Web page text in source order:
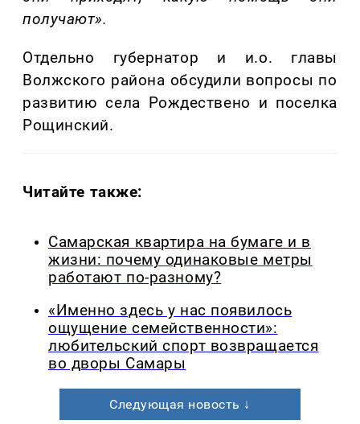
получают».
Отдельно губернатор и и.о. главы
Волжского района обсудили вопросы по
развитиюсела Рождествено и поселка
Рощинский.
Читайте также:
Самарская квартира на бумаге и в
жизни: почему одинаковые метры
работают по-разному?
«Именно здесь у нас появилось
ощущение семейственности»:
любительский спорт возвращается
во дворы Самары
Следующая новость ↓